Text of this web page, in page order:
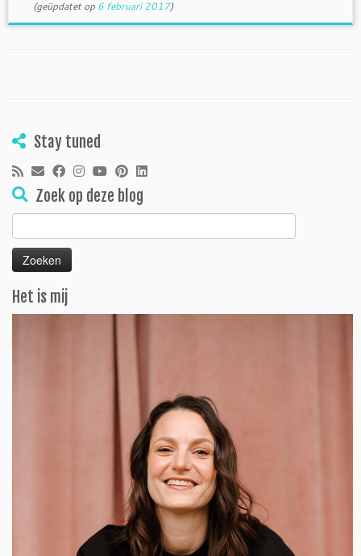
(geüpdatet op 6 februari 2017)
Stay tuned
Zoek op deze blog
Zoeken
naar:
Het is mij